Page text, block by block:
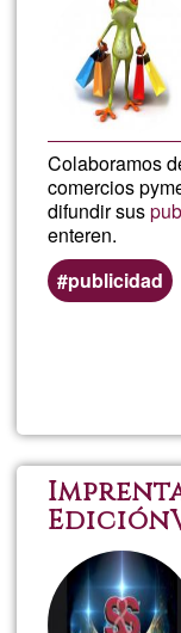
Colaboramos
comercios
difundir sus
enteren.
publicidad